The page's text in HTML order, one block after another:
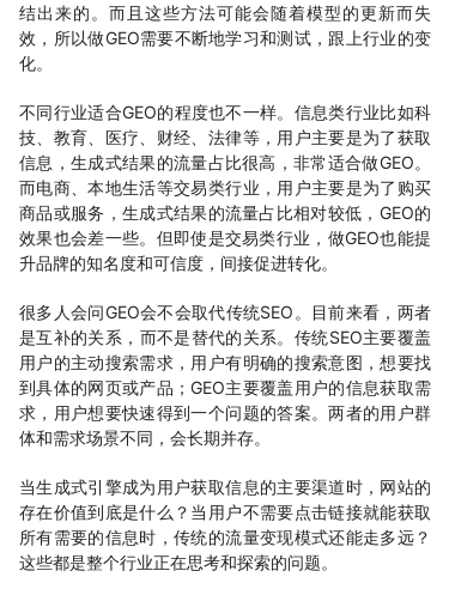
结出来的。而且这些方法可能会随着模型的更新而失
效，所以做GEO需要不断地学习和测试，跟上行业的变
化。
不同行业适合GEO的程度也不一样。信息类行业比如科
技、教育、医疗、财经、法律等，用户主要是为了获取
信息，生成式结果的流量占比很高，非常适合做GEO。
而电商、本地生活等交易类行业，用户主要是为了购买
商品或服务，生成式结果的流量占比相对较低，GEO的
效果也会差一些。但即使是交易类行业，做GEO也能提
升品牌的知名度和可信度，间接促进转化。
很多人会问GEO会不会取代传统SEO。目前来看，两者
是互补的关系，而不是替代的关系。传统SEO主要覆盖
用户的主动搜索需求，用户有明确的搜索意图，想要找
到具体的网页或产品；GEO主要覆盖用户的信息获取需
求，用户想要快速得到一个问题的答案。两者的用户群
体和需求场景不同，会长期并存。
当生成式引擎成为用户获取信息的主要渠道时，网站的
存在价值到底是什么？当用户不需要点击链接就能获取
所有需要的信息时，传统的流量变现模式还能走多远？
这些都是整个行业正在思考和探索的问题。